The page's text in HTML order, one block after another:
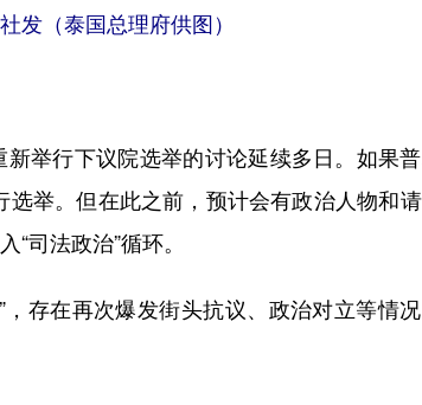
发（泰国总理府供图）
举行下议院选举的讨论延续多日。如果
举。但在此之前，预计会有政治人物和
司法政治”循环。
存在再次爆发街头抗议、政治对立等情